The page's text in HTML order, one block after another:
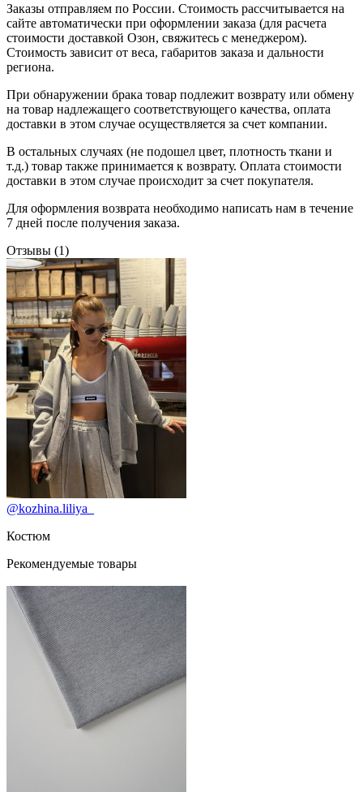
Заказы отправляем по России. Стоимость рассчитывается на
сайте автоматически при оформлении заказа (для расчета
стоимости доставкой Озон, свяжитесь с менеджером).
Стоимость зависит от веса, габаритов заказа и дальности
региона.
При обнаружении брака товар подлежит возврату или обмену
на товар надлежащего соответствующего качества, оплата
доставки в этом случае осуществляется за счет компании.
В остальных случаях (не подошел цвет, плотность ткани и
т.д.) товар также принимается к возврату. Оплата стоимости
доставки в этом случае происходит за счет покупателя.
Для оформления возврата необходимо написать нам в течение
7 дней после получения заказа.
Отзывы (1)
@kozhina.liliya_
Костюм
Рекомендуемые товары